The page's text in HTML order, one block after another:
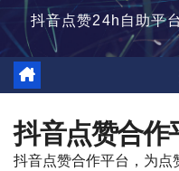
抖音点赞24h自助平
抖音点赞合作
抖音点赞合作平台，为点